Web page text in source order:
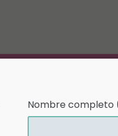
Nombre completo